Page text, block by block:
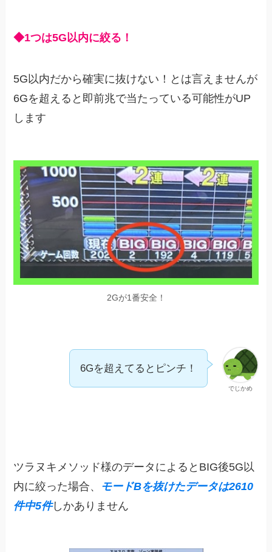
◆1つは5G以内に絞る！
5G以内だから確実に抜けない！とは言えませんが
6Gを超えると即前兆で当たっている可能性がUP
します
2Gが1番安全！
でじかめ
6Gを超えてるとピンチ！
ツラヌキメソッド様のデータによるとBIG後5G以
内に絞った場合、 モードBを抜けたデータは2610
件中5件しかありません